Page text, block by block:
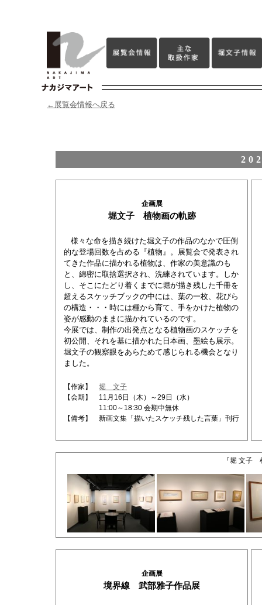
←展覧会情報へ戻る
企画展
堀文子 植物画の軌跡
様々な命を描き続けた堀文子の作品のなかで圧倒
的な登場回数を占める『植物』。展覧会で発表され
てきた作品に描かれる植物は、作家の美意識のも
と、綿密に取捨選択され、洗練されています。しか
し、そこにたどり着くまでに堀が描き残した千冊を
超えるスケッチブックの中には、葉の一枚、花びら
の構造・・・時には種から育て、手をかけた植物の
姿が感動のままに描かれているのです。
今展では、制作の出発点となる植物画のスケッチを
初公開、それを基に描かれた日本画、墨絵も展示。
堀文子の観察眼をあらためて感じられる機会となり
ました。
【作家】 堀 文子
【会期】 11月16日（木）～29日（水）
11:00～18:30 会期中無休
【備考】 新画文集「描いたスケッチ残した言葉」刊行
『堀 文子
企画展
境界線 武部雅子作品展